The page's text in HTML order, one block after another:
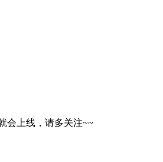
会上线，请多关注~~